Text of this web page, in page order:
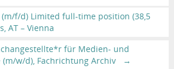
f/d) Limited full-time position (38,5
AT – Vienna
für Medien- und
w/d), Fachrichtung Archiv
→